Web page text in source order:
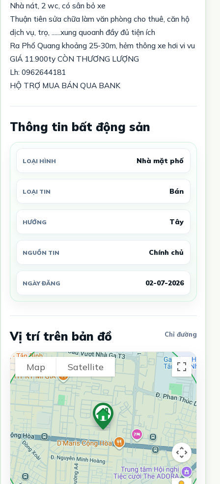
Nhà nát, 2 wc, có sân bỏ xe
Thuận tiên sửa chữa làm văn phòng cho thuê, căn hộ
dịch vụ, trọ, ......xung quoanh đầy đủ tiện ích
Ra Phổ Quang khoảng 25-30m, hẻm thông xe hơi vi vu
GIÁ 11.900ty CÒN THƯƠNG LƯỢNG
Lh: 0962644181
HỘ TRỢ MUA BÁN QUA BANK
Thông tin bất động sản
LOẠI HÌNH Nhà mặt phố
LOẠI TIN Bán
HƯỚNG Tây
NGUỒN TIN Chính chủ
NGÀY ĐĂNG 02-07-2026
Vị trí trên bản đồ Chỉ đường
Map Satellite